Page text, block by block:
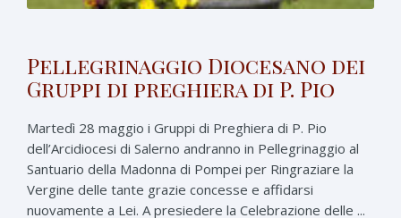
Pellegrinaggio Diocesano dei
Gruppi di preghiera di P. Pio
Martedì 28 maggio i Gruppi di Preghiera di P. Pio
dell’Arcidiocesi di Salerno andranno in Pellegrinaggio al
Santuario della Madonna di Pompei per Ringraziare la
Vergine delle tante grazie concesse e affidarsi
nuovamente a Lei. A presiedere la Celebrazione delle ...